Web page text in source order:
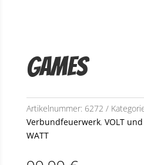
Games
Artikelnummer: 6272
Verbundfeuerwerk, VOLT
WATT